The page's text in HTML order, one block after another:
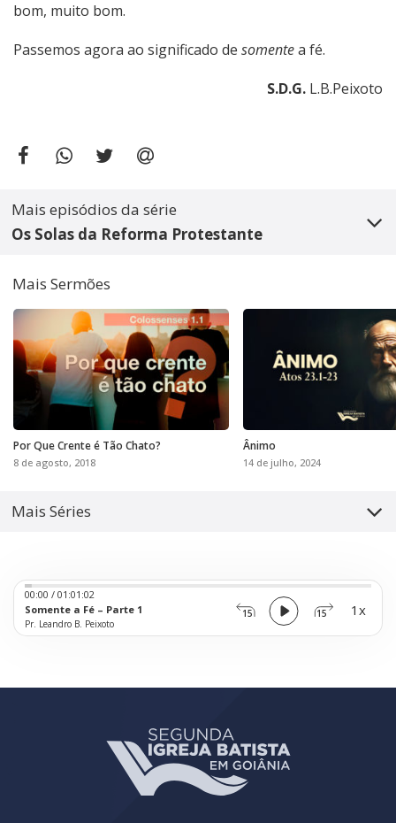
bom, muito bom.
Passemos agora ao significado de somentea fé.
S.D.G. L.B.Peixoto
Mais episódios da série
Os Solas da Reforma Protestante
Mais Sermões
Por Que Crente é Tão Chato?
8 de agosto, 2018
Ânimo
14 de julho, 2024
Mais Séries
Somente a Fé – Parte 1
Pr. Leandro B. Peixoto
Audio
Player
15 15
00:00 / 01:01:02
1x